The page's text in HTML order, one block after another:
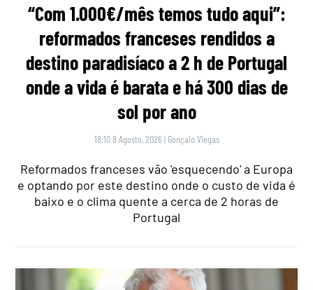
“Com 1.000€/mês temos tudo aqui”:
reformados franceses rendidos a
destino paradisíaco a 2 h de Portugal
onde a vida é barata e há 300 dias de
sol por ano
18:10 8 Agosto, 2026 | Gonçalo Viegas
Reformados franceses vão 'esquecendo' a Europa
e optando por este destino onde o custo de vida é
baixo e o clima quente a cerca de 2 horas de
Portugal